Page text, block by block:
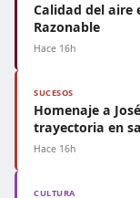
Calidad del aire
Razonable
Hace 16h
SUCESOS
Homenaje a
trayectoria en
Hace 16h
CULTURA